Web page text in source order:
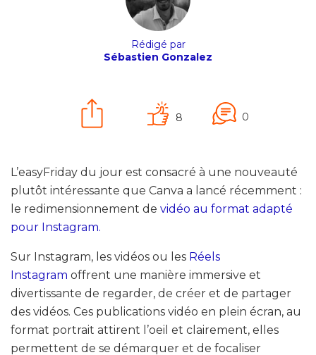
Rédigé par
Sébastien Gonzalez
8 0
L’easyFriday du jour est consacré à une nouveauté
plutôt intéressante que Canva a lancé récemment :
le redimensionnement de vidéo au format adapté
pour Instagram.
Sur Instagram, les vidéos ou les Réels
Instagram offrent une manière immersive et
divertissante de regarder, de créer et de partager
des vidéos. Ces publications vidéo en plein écran, au
format portrait attirent l’oeil et clairement, elles
permettent de se démarquer et de focaliser